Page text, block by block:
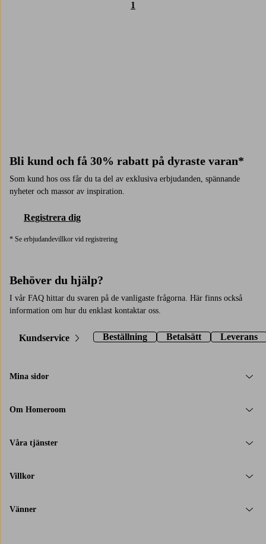
1
Bli kund och få 30% rabatt på dyraste varan*
Som kund hos oss får du ta del av exklusiva erbjudanden, spännande
nyheter och massor av inspiration.
Registrera dig
* Se erbjudandevillkor vid registrering
Behöver du hjälp?
I vår FAQ hittar du svaren på de vanligaste frågorna. Här finns också
information om hur du enklast kontaktar oss.
Kundservice Beställning Betalsätt Leverans
Mina sidor
Om Homeroom
Våra tjänster
Villkor
Vänner